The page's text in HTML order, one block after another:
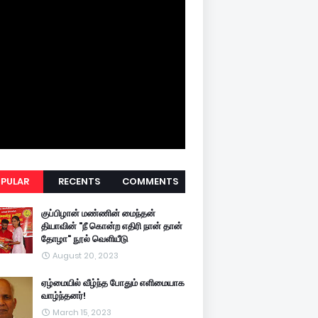
RECENTS COMMENTS
குப்பிழான் மண்ணின் மைந்தன்
தியாவின் "நீ கொன்ற எதிரி நான் தான்
தோழா" நூல் வெளியீடு
August 20, 2023
ஏழ்மையில் வீழ்ந்த போதும் எளிமையாக
வாழ்ந்தனர்!
March 15, 2023